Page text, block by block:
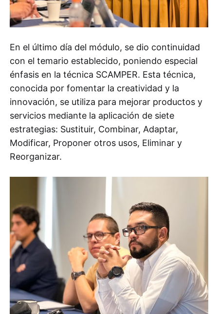
En el último día del módulo, se dio continuidad
con el temario establecido, poniendo especial
énfasis en la técnica SCAMPER. Esta técnica,
conocida por fomentar la creatividad y la
innovación, se utiliza para mejorar productos y
servicios mediante la aplicación de siete
estrategias: Sustituir, Combinar, Adaptar,
Modificar, Proponer otros usos, Eliminar y
Reorganizar.